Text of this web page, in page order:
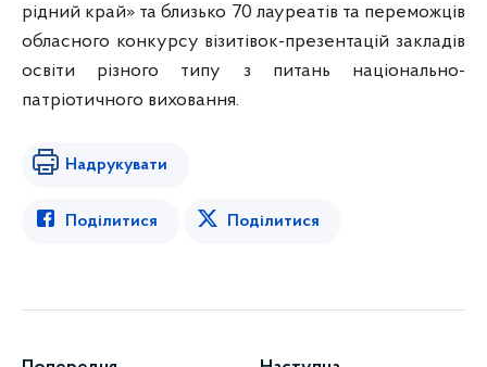
рідний край» та близько 70 лауреатів та переможців
обласного конкурсу візитівок-презентацій закладів
освіти різного типу з питань національно-
патріотичного виховання.
Надрукувати
Поділитися Поділитися